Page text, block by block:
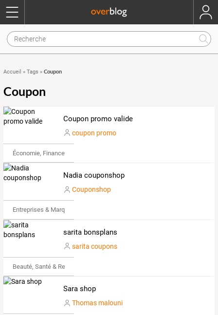
Accueil » Tags » Coupon
Coupon
Coupon promo valide
coupon promo
Économie, Finance & Droit
Nadia couponshop
Couponshop
Entreprises & Marques
sarita bonsplans
sarita coupons
Beauté, Santé & Remise en forme
Sara shop
Thomas malouni